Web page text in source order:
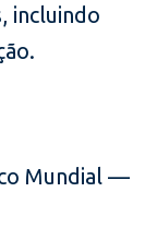
incluindo
Mundial —